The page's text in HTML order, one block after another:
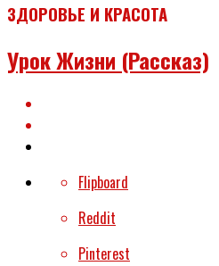
ЗДОРОВЬЕ И КРАСОТА
Урок Жизни (рассказ)
Flipboard
Reddit
Pinterest